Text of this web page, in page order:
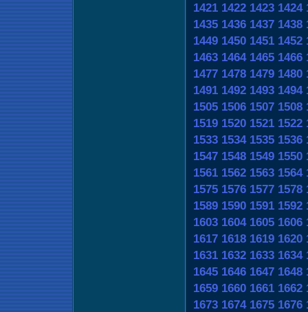
1421 1422 1423 1424
1435 1436 1437 1438
1449 1450 1451 1452
1463 1464 1465 1466
1477 1478 1479 1480
1491 1492 1493 1494
1505 1506 1507 1508
1519 1520 1521 1522
1533 1534 1535 1536
1547 1548 1549 1550
1561 1562 1563 1564
1575 1576 1577 1578
1589 1590 1591 1592
1603 1604 1605 1606
1617 1618 1619 1620
1631 1632 1633 1634
1645 1646 1647 1648
1659 1660 1661 1662
1673 1674 1675 1676